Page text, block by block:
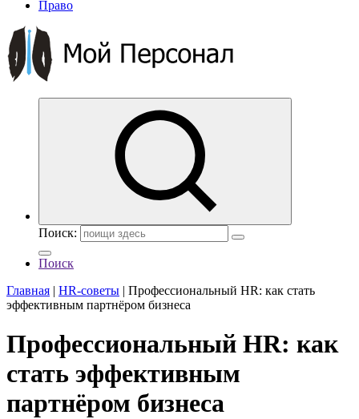
Право
Поиск:
Поиск
Главная | HR-советы | Профессиональный HR: как стать
эффективным партнёром бизнеса
Профессиональный HR: как
стать эффективным
партнёром бизнеса